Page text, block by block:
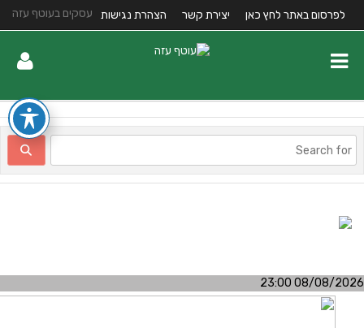
עסקים בעוטף עזה לפרסום באתר לחץ כאן יצירת קשר הצהרת נגישות
08/08/2026